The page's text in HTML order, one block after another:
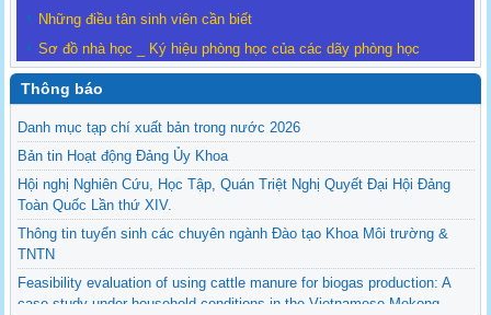
Những điều tân sinh viên cần biết
Sơ đồ nhà học _ Ký hiệu phòng học của các dãy phòng học
Thông báo
Danh mục tạp chí xuất bản trong nước 2026
Bản tin Hoạt động Đảng Ủy Khoa
Hội nghị Nghiên Cứu, Học Tập, Quán Triệt Nghị Quyết Đại Hội Đảng
Toàn Quốc Lần thứ XIV.
Thông tin tuyển sinh các chuyên ngành Đào tạo Khoa Môi trường &
TNTN
Feasibility evaluation of using cattle manure for biogas production: A
case study under household conditions in the Vietnamese Mekong